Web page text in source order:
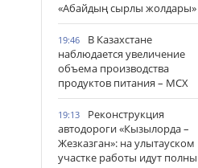
«Абайдың сырлы жолдары»
19:46
В Казахстане
наблюдается увеличение
объема производства
продуктов питания – МСХ
19:13
Реконструкция
автодороги «Кызылорда –
Жезказган»: на улытауском
участке работы идут